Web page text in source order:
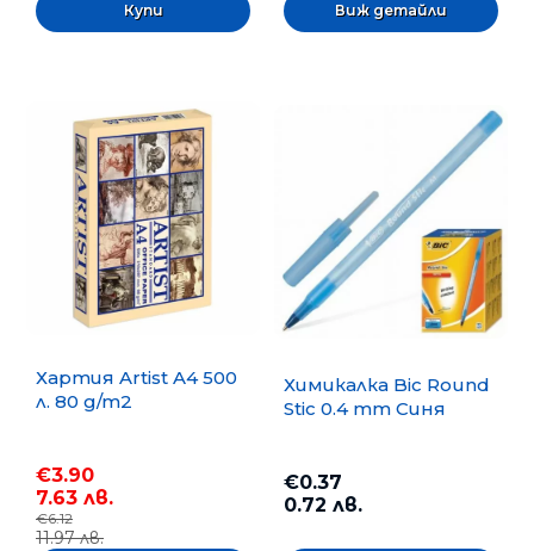
Виж детайли
Хартия Artist A4 500
л. 80 g/m2
€3.90
7.63 лв.
€6.12
11.97 лв.
Химикалка Bic Round
Stic 0.4 mm Синя
€0.37
0.72 лв.